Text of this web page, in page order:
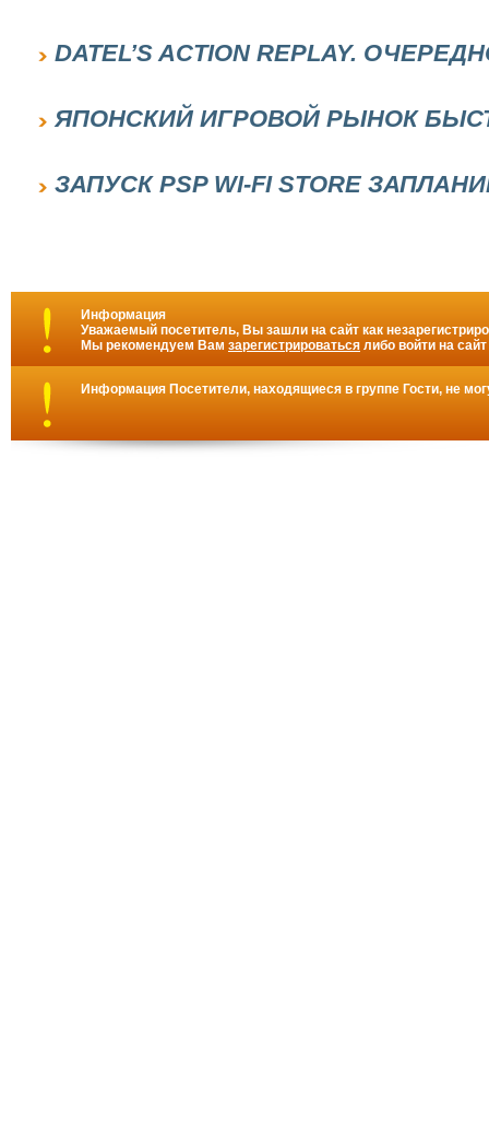
DATEL’S ACTION REPLAY.
ЯПОНСКИЙ ИГРОВОЙ РЫНОК
ЗАПУСК PSP WI-FI STORE
Информация
Уважаемый посетитель, Вы зашли на сайт как
Мы рекомендуем Вам зарегистрироваться либо войти на
Информация Посетители, находящиеся в группе Гости, не